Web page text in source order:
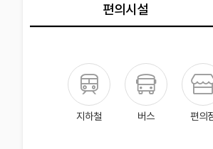
편의시설
지하철 버스 편의